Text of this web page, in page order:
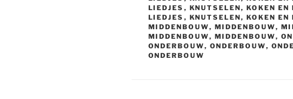
LIEDJES , KNUTSELEN, KOKEN EN
LIEDJES , KNUTSELEN, KOKEN EN
MIDDENBOUW, MIDDENBOUW,
MIDDENBOUW, MIDDENBOUW,
ONDERBOUW, ONDERBOUW,
ONDERBOUW